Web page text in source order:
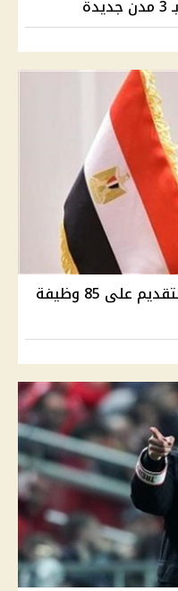
وزارة العمل تعلن عن فتح باب التقديم على 85 وظيفة